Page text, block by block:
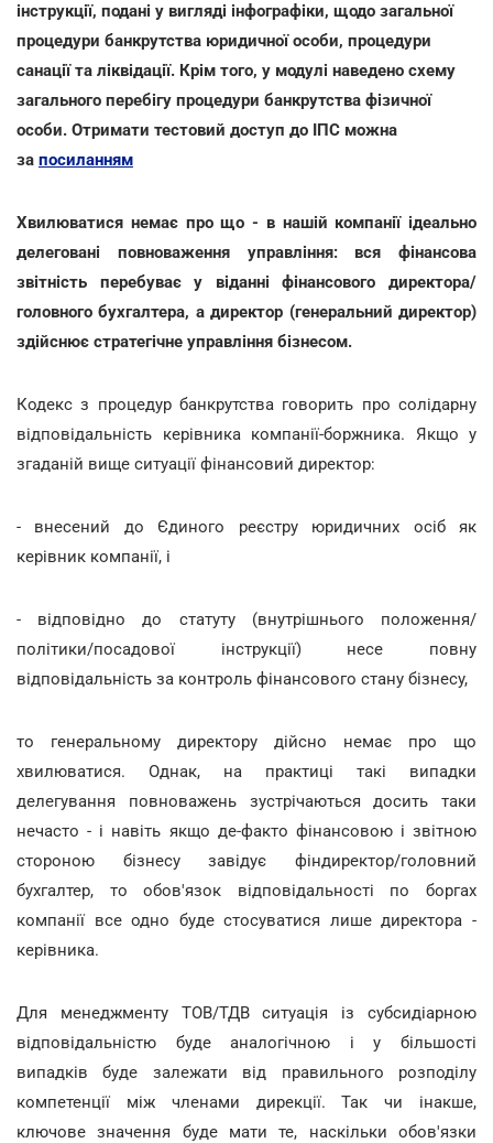
інструкції, подані у вигляді інфографіки, щодо загальної
процедури банкрутства юридичної особи, процедури
санації та ліквідації. Крім того, у модулі наведено схему
загального перебігу процедури банкрутства фізичної
особи. Отримати тестовий доступ до ІПС можна
за посиланням
Хвилюватися немає про що - в нашій компанії ідеально
делеговані повноваження управління: вся фінансова
звітність перебуває у віданні фінансового директора/
головного бухгалтера, а директор (генеральний директор)
здійснює стратегічне управління бізнесом.
Кодекс з процедур банкрутства говорить про солідарну
відповідальність керівника компанії-боржника. Якщо у
згаданій вище ситуації фінансовий директор:
- внесений до Єдиного реєстру юридичних осіб як
керівник компанії, і
- відповідно до статуту (внутрішнього положення/
політики/посадової інструкції) несе повну
відповідальність за контроль фінансового стану бізнесу,
то генеральному директору дійсно немає про що
хвилюватися. Однак, на практиці такі випадки
делегування повноважень зустрічаються досить таки
нечасто - і навіть якщо де-факто фінансовою і звітною
стороною бізнесу завідує фіндиректор/головний
бухгалтер, то обов'язок відповідальності по боргах
компанії все одно буде стосуватися лише директора -
керівника.
Для менеджменту ТОВ/ТДВ ситуація із субсидіарною
відповідальністю буде аналогічною і у більшості
випадків буде залежати від правильного розподілу
компетенції між членами дирекції. Так чи інакше,
ключове значення буде мати те, наскільки обов'язки